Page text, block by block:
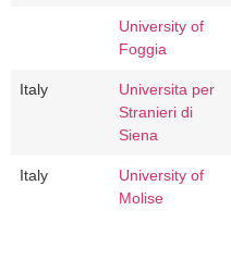
University of
Foggia
Italy
Universita per
Stranieri di
Siena
Italy
University of
Molise